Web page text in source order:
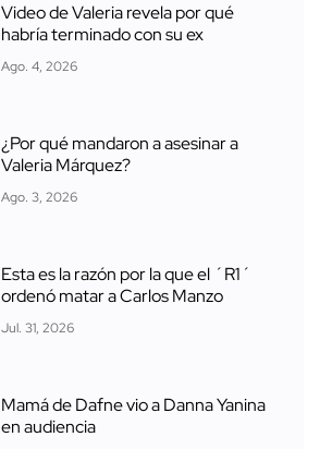
Video de Valeria revela por qué
habría terminado con su ex
Ago. 4, 2026
¿Por qué mandaron a asesinar a
Valeria Márquez?
Ago. 3, 2026
Esta es la razón por la que el ´R1´
ordenó matar a Carlos Manzo
Jul. 31, 2026
Mamá de Dafne vio a Danna Yanina
en audiencia